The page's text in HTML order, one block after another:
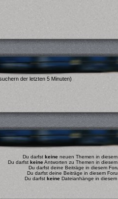
der letzten 5 Minuten)
Du darfst keine neuen Themen in diesem
Du darfst keineAntworten zu Themen in diesem
Du darfst deine Beiträge in diesem
Du darfst deine Beiträge in diesem
Du darfst keine Dateianhänge in diesem